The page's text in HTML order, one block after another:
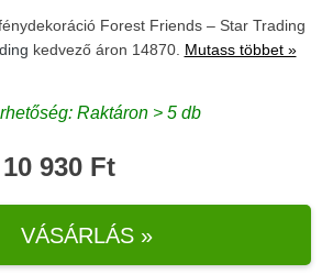
Forest Friends – Star Trading
kedvező áron 14870. Mutass többet »
Raktáron > 5 db
10 930 Ft
VÁSÁRLÁS »